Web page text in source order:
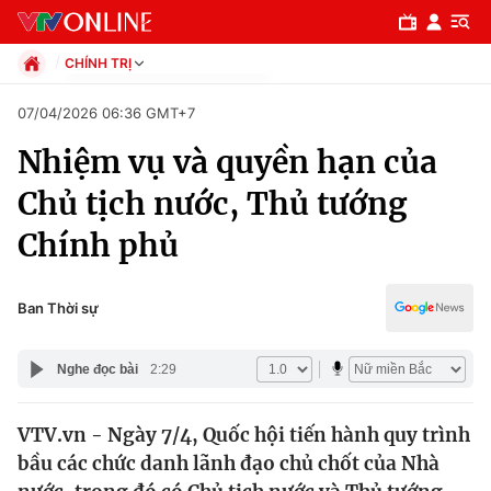
Chuyên mục
Chính trị
Thế giới
CHÍNH TRỊ
Xã hội
Pháp luật
Kinh tế
Thể thao
Truyền hình
Văn hóa - Giải trí
Đời sống
Giáo dục
07/04/2026 06:36 GMT+7
Nhiệm vụ và quyền hạn của
Chủ tịch nước, Thủ tướng
Chính phủ
Ban Thời sự
Nghe đọc bài 2:29
VTV.vn - Ngày 7/4, Quốc hội tiến hành quy trình
bầu các chức danh lãnh đạo chủ chốt của Nhà